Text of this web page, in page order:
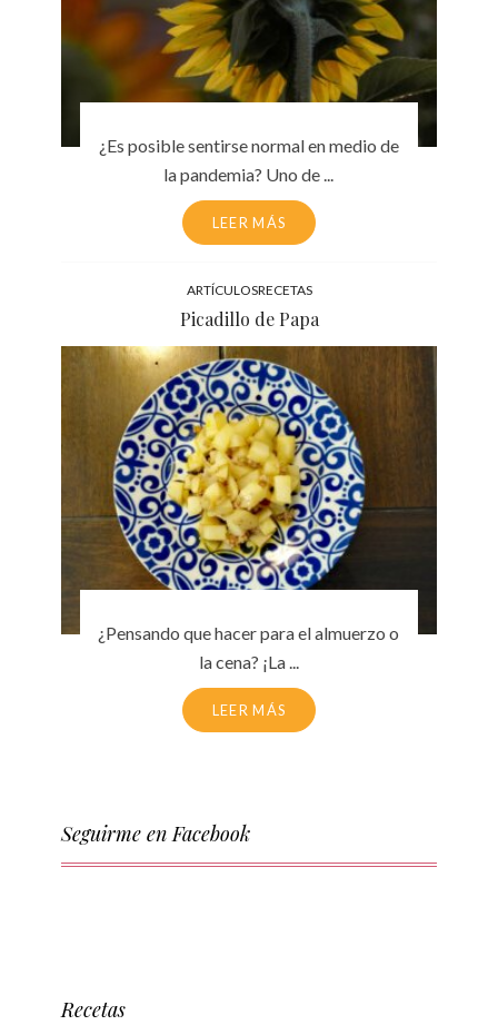
¿Es posible sentirse normal en medio de
la pandemia? Uno de ...
LEER MÁS
ARTÍCULOSRECETAS
Picadillo de Papa
¿Pensando que hacer para el almuerzo o
la cena? ¡La ...
LEER MÁS
Seguirme en Facebook
Recetas